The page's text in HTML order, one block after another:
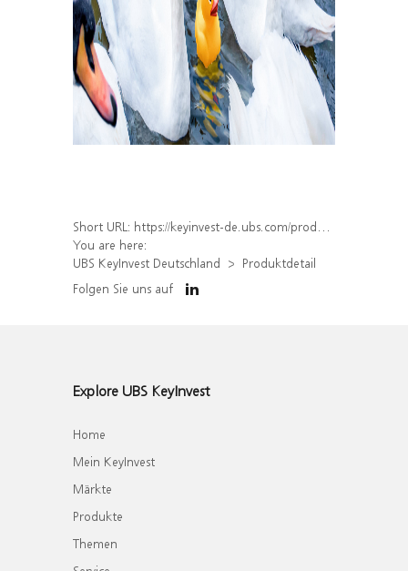
Short URL: https://keyinvest-de.ubs.com/produkt/detail/index/isin/DE000WA8ERZ7
You are here:
UBS KeyInvest Deutschland
Produktdetail
Folgen Sie uns auf
Explore UBS KeyInvest
Home
Mein KeyInvest
Märkte
Produkte
Themen